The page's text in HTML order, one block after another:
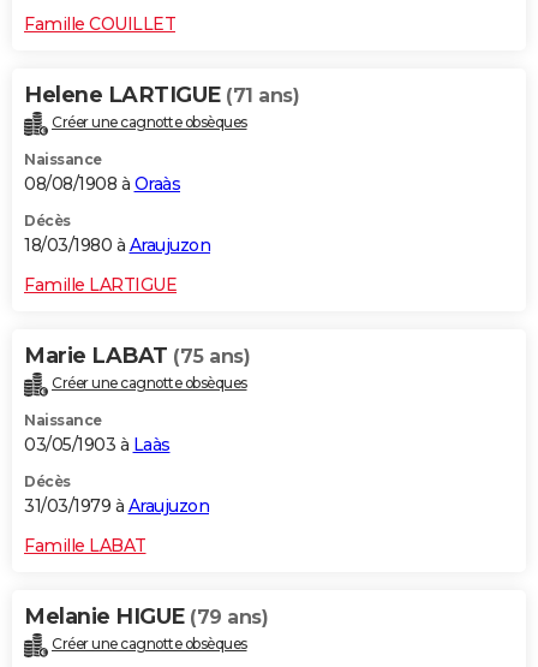
Famille COUILLET
Helene LARTIGUE (71 ans)
Créer une cagnotte obsèques
Naissance
08/08/1908 à Oraàs
Décès
18/03/1980 à Araujuzon
Famille LARTIGUE
Marie LABAT (75 ans)
Créer une cagnotte obsèques
Naissance
03/05/1903 à Laàs
Décès
31/03/1979 à Araujuzon
Famille LABAT
Melanie HIGUE (79 ans)
Créer une cagnotte obsèques